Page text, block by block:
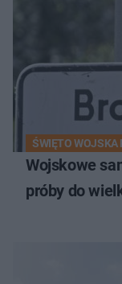
ŚWIĘTO WOJSKA
Wojskowe
próby do